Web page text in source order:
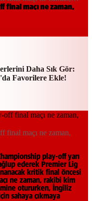
final maçı ne zaman,
Daha Sık Gör:
Favorilere Ekle!
final maçı ne zaman,
play-off yarı
ederek Premier Lig
kritik final öncesi
ne zaman, rakibi kim
otururken, İngiliz
sahaya çıkmaya